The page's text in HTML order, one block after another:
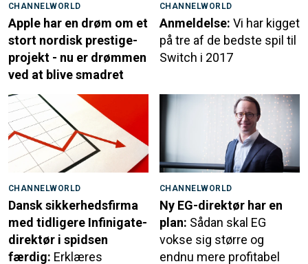
CHANNELWORLD
Apple har en drøm om et
stort nordisk prestige-
projekt - nu er drømmen
ved at blive smadret
CHANNELWORLD
Anmeldelse: Vi har kigget
på tre af de bedste spil til
Switch i 2017
CHANNELWORLD
Dansk sikkerhedsfirma
med tidligere Infinigate-
direktør i spidsen
færdig: Erklæres
CHANNELWORLD
Ny EG-direktør har en
plan: Sådan skal EG
vokse sig større og
endnu mere profitabel